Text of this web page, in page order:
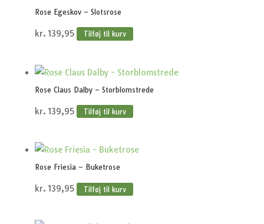
Rose Egeskov – Slotsrose
kr. 139,95 Tilføj til kurv
Rose Claus Dalby – Storblomstrede
kr. 139,95 Tilføj til kurv
Rose Friesia – Buketrose
kr. 139,95 Tilføj til kurv